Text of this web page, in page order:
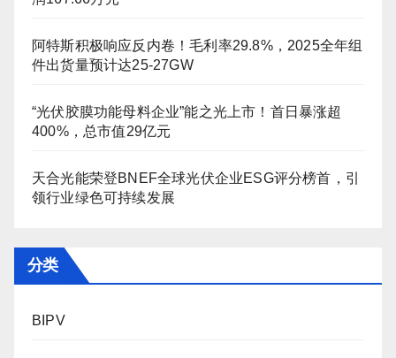
阿特斯积极响应反内卷！毛利率29.8%，2025全年组
件出货量预计达25-27GW
“光伏胶膜功能母料企业”能之光上市！首日暴涨超
400%，总市值29亿元
天合光能荣登BNEF全球光伏企业ESG评分榜首，引
领行业绿色可持续发展
分类
BIPV